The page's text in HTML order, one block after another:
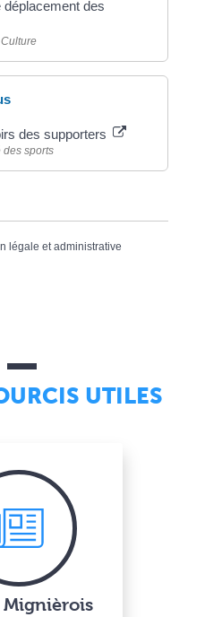
déplacement des
des supporters
des sports
légale et administrative
UTILES
Mignièrois